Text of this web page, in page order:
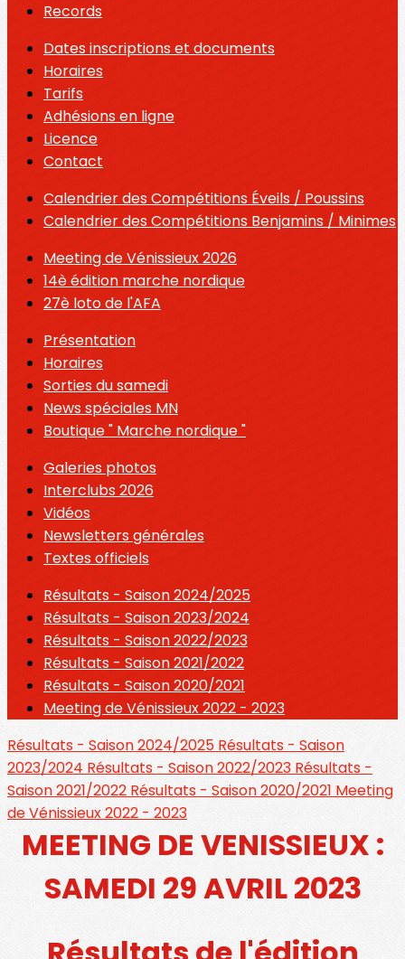
Records
Dates inscriptions et documents
Horaires
Tarifs
Adhésions en ligne
Licence
Contact
Calendrier des Compétitions Éveils / Poussins
Calendrier des Compétitions Benjamins / Minimes
Meeting de Vénissieux 2026
14è édition marche nordique
27è loto de l'AFA
Présentation
Horaires
Sorties du samedi
News spéciales MN
Boutique " Marche nordique "
Galeries photos
Interclubs 2026
Vidéos
Newsletters générales
Textes officiels
Résultats - Saison 2024/2025
Résultats - Saison 2023/2024
Résultats - Saison 2022/2023
Résultats - Saison 2021/2022
Résultats - Saison 2020/2021
Meeting de Vénissieux 2022 - 2023
Résultats - Saison 2024/2025 Résultats - Saison
2023/2024 Résultats - Saison 2022/2023 Résultats -
Saison 2021/2022 Résultats - Saison 2020/2021 Meeting
de Vénissieux 2022 - 2023
MEETING DE VENISSIEUX :
SAMEDI 29 AVRIL 2023